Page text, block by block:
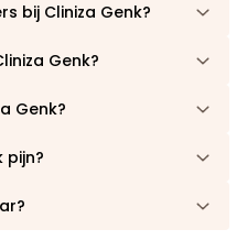
bij Cliniza Genk?
Genk?
Genk?
pijn?